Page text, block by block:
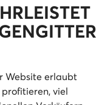
Website erlaubt
viel